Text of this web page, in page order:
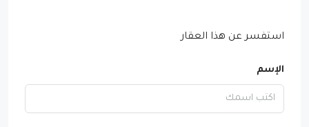
استفسر عن هذا العقار
الإسم